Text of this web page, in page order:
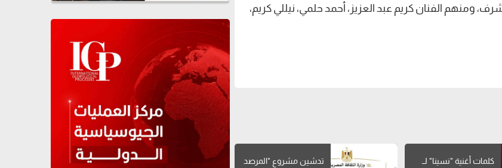
ومنهم الفنان كريم عبد العزيز، أحمد حلمي، نيللي كريم،
كلمات أغنية "نسينا" لــ
تدشين مشروع "المرصد